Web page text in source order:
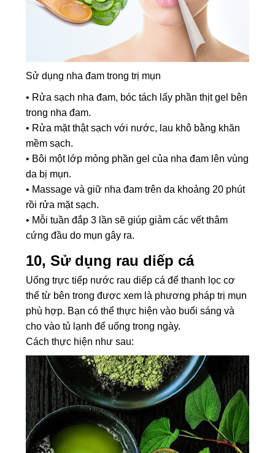
Sử dụng nha đam trong trị mụn
• Rửa sạch nha đam, bóc tách lấy phần thịt gel bên
trong nha đam.
• Rửa mặt thật sạch với nước, lau khô bằng khăn
mềm sạch.
• Bôi một lớp mỏng phần gel của nha đam lên vùng
da bị mụn.
• Massage và giữ nha đam trên da khoảng 20 phút
rồi rửa mặt sạch.
• Mỗi tuần đắp 3 lần sẽ giúp giảm các vết thâm
cứng đầu do mụn gây ra.
10, Sử dụng rau diếp cá
Uống trực tiếp nước rau diếp cá để thanh lọc cơ
thể từ bên trong được xem là phương pháp trị mụn
phù hợp. Bạn có thể thực hiện vào buổi sáng và
cho vào tủ lạnh để uống trong ngày.
Cách thực hiện như sau: